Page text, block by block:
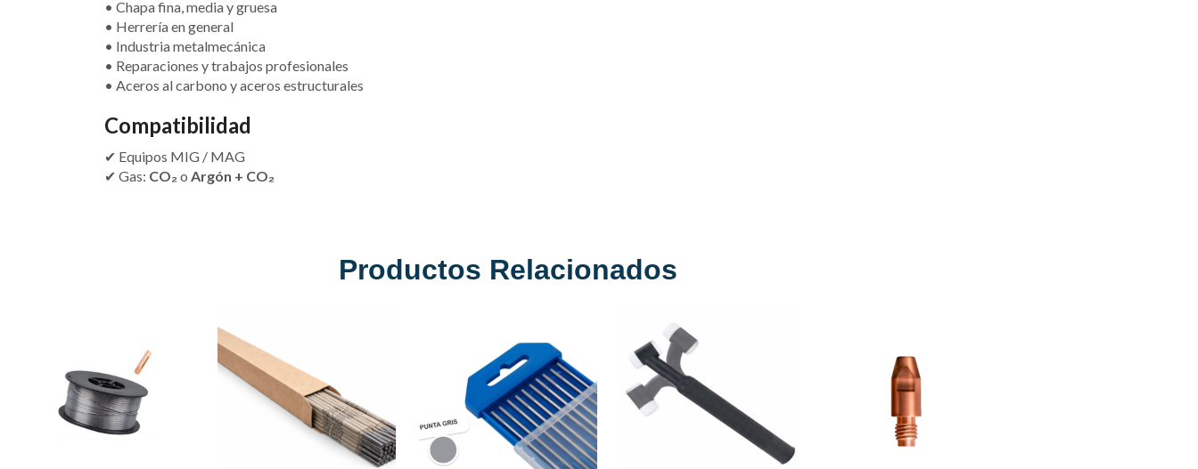
• Chapa fina, media y gruesa
• Herrería en general
• Industria metalmecánica
• Reparaciones y trabajos profesionales
• Aceros al carbono y aceros estructurales
Compatibilidad
✔ Equipos MIG / MAG
✔ Gas: CO₂ o Argón + CO₂
Productos Relacionados